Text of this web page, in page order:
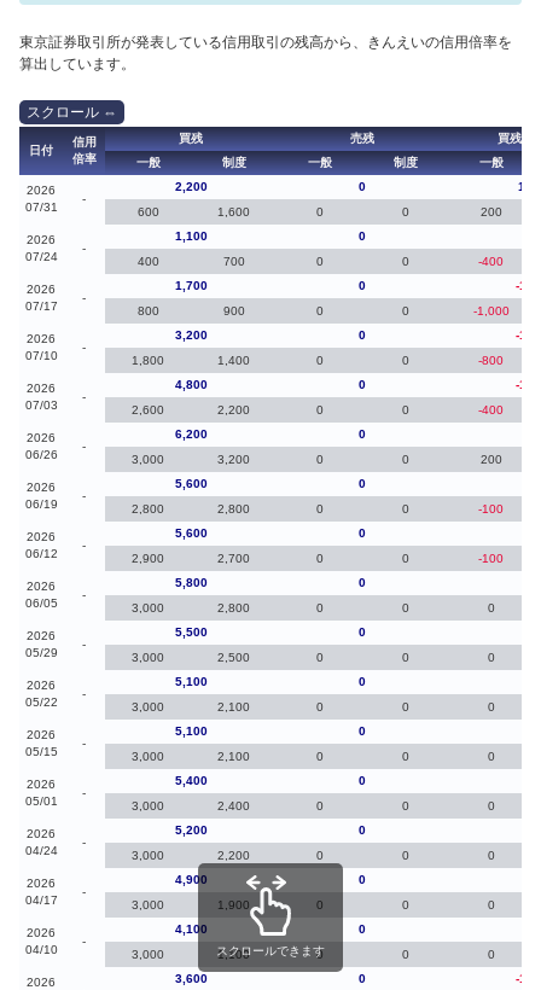
東京証券取引所が発表している信用取引の残高から、きんえいの信用倍率を
算出しています。
日付
信用
倍率
買残 売残
買残（
一般
制度 一般 制度 一般
2026
07/31
-
2,200 0
600
1,600 0 0 200
2026
07/24
-
1,100 0
400
700 0 0 -400
2026
07/17
-
1,700 0
-
800
900 0 0 -1,000
2026
07/10
-
3,200 0
-
1,800
1,400 0 0 -800
2026
07/03
-
4,800 0
-
2,600
2,200 0 0 -400
2026
06/26
-
6,200 0
3,000
3,200 0 0 200
2026
06/19
-
5,600 0
2,800
2,800 0 0 -100
2026
06/12
-
5,600 0
2,900
2,700 0 0 -100
2026
06/05
-
5,800 0
3,000
2,800 0 0 0
2026
05/29
-
5,500 0
3,000
2,500 0 0 0
2026
05/22
-
5,100 0
3,000
2,100 0 0 0
2026
05/15
-
5,100 0
3,000
2,100 0 0 0
2026
05/01
-
5,400 0
3,000
2,400 0 0 0
2026
04/24
-
5,200 0
3,000
2,200 0 0 0
2026
04/17
-
4,900 0
3,000
1,900 0 0 0
2026
04/10
-
4,100 0
3,000
1,100 0 0 0
2026
3,600 0
-
スクロールできます